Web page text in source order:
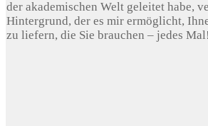
der akademischen Welt geleitet habe,
Hintergrund, der es mir ermöglicht,
zu liefern, die Sie brauchen – jedes Mal!